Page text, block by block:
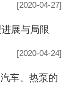
[2020-04-27]
展与局限
[2020-04-24]
车、热泵的